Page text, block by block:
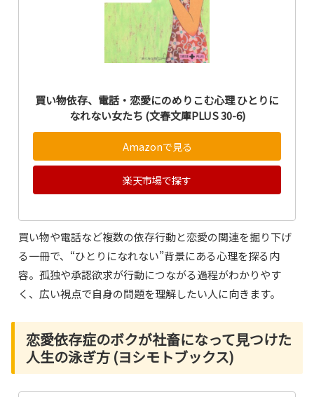
買い物依存、電話・恋愛にのめりこむ心理 ひとりに
なれない女たち (文春文庫PLUS 30-6)
Amazonで見る
楽天市場で探す
買い物や電話など複数の依存行動と恋愛の関連を掘り下げ
る一冊で、“ひとりになれない”背景にある心理を探る内
容。孤独や承認欲求が行動につながる過程がわかりやす
く、広い視点で自身の問題を理解したい人に向きます。
恋愛依存症のボクが社畜になって見つけた
人生の泳ぎ方 (ヨシモトブックス)